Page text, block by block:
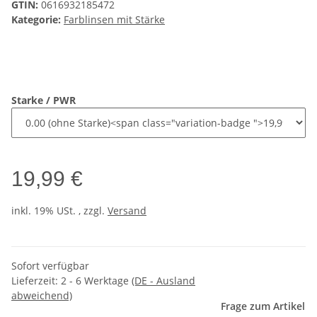
GTIN: 0616932185472
Kategorie: Farblinsen mit Stärke
Starke / PWR
19,99 €
inkl. 19% USt. , zzgl. Versand
Sofort verfügbar
Lieferzeit: 2 - 6 Werktage (DE - Ausland
abweichend)
Frage zum Artikel